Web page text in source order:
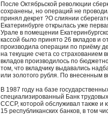
После Октябрьской революции
сохранены, но операций не
принял декрет ?О слиянии
Екатеринбурге открылась уже
Урале в помещении
кассой было принято 26 вкладов и
производила операции по приёму
на текущие счета со страхованием
вкладов производилось по
том, что вкладчику выдавались
или золотого рубля. По внесенным
В 1987 году на базе
специализированный Банк
СССР, которой обслуживал также и
15 республиканских банков, в том